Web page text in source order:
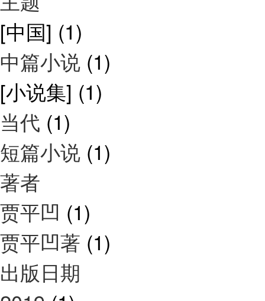
[中国] (1)
中篇小说 (1)
[小说集] (1)
当代 (1)
短篇小说 (1)
著者
贾平凹 (1)
贾平凹著 (1)
出版日期